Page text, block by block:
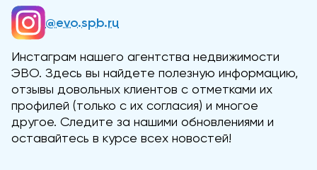
@evo.spb.ru
Инстаграм нашего агентства недвижимости
ЭВО. Здесь вы найдете полезную информацию,
отзывы довольных клиентов с отметками их
профилей (только с их согласия) и многое
другое. Следите за нашими обновлениями и
оставайтесь в курсе всех новостей!